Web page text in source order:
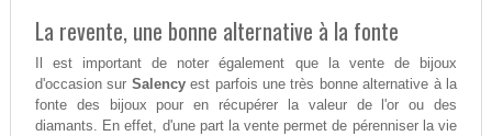
La revente, une bonne alternative à la fonte
Il est important de noter également que la vente de bijoux
d'occasion sur Salencyest parfois une très bonne alternative à la
fonte des bijoux pour en récupérer la valeur de l'or ou des
diamants. En effet, d'une part la vente permet de pérenniser la vie